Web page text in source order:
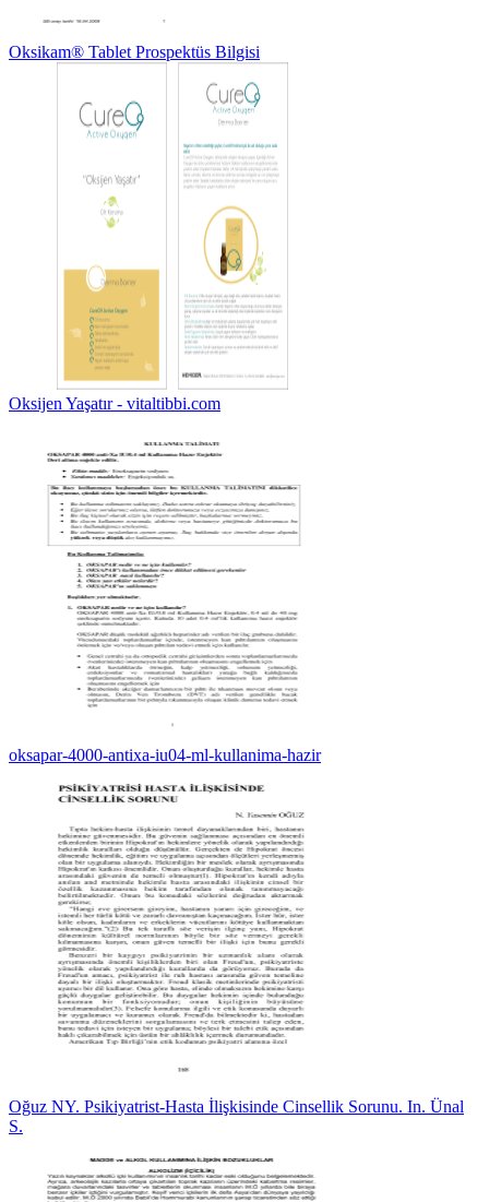
Oksikam® Tablet Prospektüs Bilgisi
Oksijen Yaşatır - vitaltibbi.com
oksapar-4000-antixa-iu04-ml-kullanima-hazir
Oğuz NY. Psikiyatrist-Hasta İlişkisinde Cinsellik Sorunu. In. Ünal
S.